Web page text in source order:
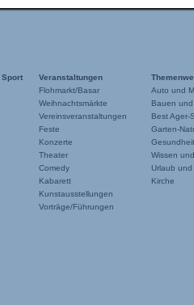
Sport
Veranstaltungen
Flohmarkt/Basar
Weihnachtsmärkte
Vereinsveranstaltungen
Feste
Konzerte
Theater
Comedy
Kabarett
Kunstausstellungen
Vorträge/Führungen
Auto und
Bauen
Best Ager-
Garten-
Wissen
Urlaub und
Kirche